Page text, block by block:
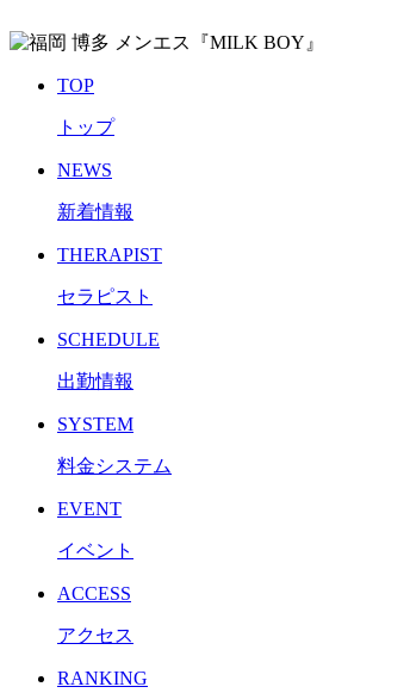
TOP
トップ
NEWS
新着情報
THERAPIST
セラピスト
SCHEDULE
出勤情報
SYSTEM
料金システム
EVENT
イベント
ACCESS
アクセス
RANKING